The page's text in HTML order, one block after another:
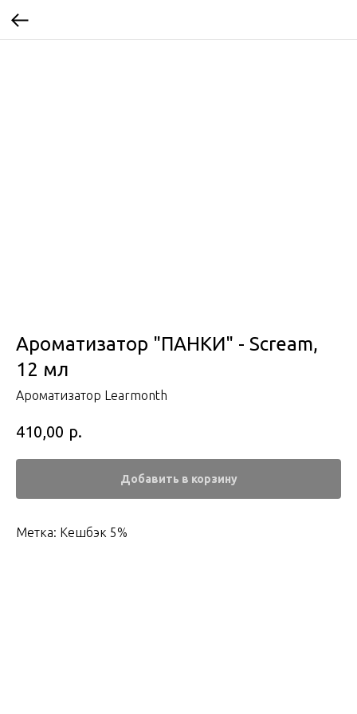
Ароматизатор "ПАНКИ" - Scream,
12 мл
Ароматизатор Learmonth
410,00 р.
Добавить в корзину
Метка: Кешбэк 5%